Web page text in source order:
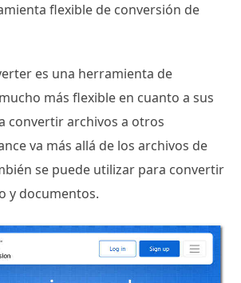
flexible de conversión de
es una herramienta de
más flexible en cuanto a sus
convertir archivos a otros
va más allá de los archivos de
se puede utilizar para convertir
y documentos.